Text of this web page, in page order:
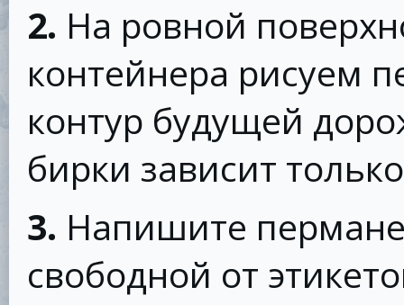
2. На ровной
контейнера рисуем
контур будущей
бирки зависит
3. Напишите
свободной от